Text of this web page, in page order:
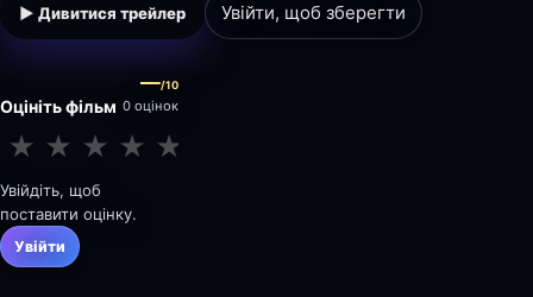
▶ Дивитися трейлер Увійти, щоб зберегти
Оцініть фільм
—/10
0 оцінок
★ ★ ★ ★ ★
Увійдіть, щоб
поставити оцінку.
Увійти